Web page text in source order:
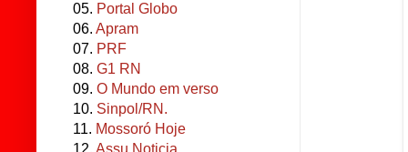
05. Portal Globo
06. Apram
07. PRF
08. G1 RN
09. O Mundo em verso
10. Sinpol/RN.
11. Mossoró Hoje
12. Assu Noticia